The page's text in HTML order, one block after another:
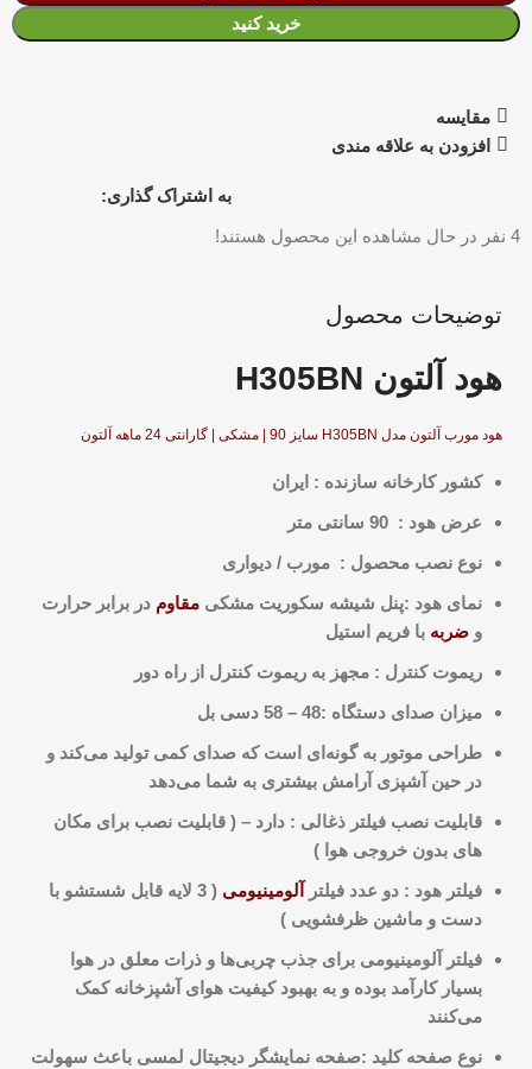
خرید کنید
مقایسه
افزودن به علاقه مندی
به اشتراک گذاری:
4 نفر در حال مشاهده این محصول هستند!
توضیحات محصول
هود آلتون H305BN
هود مورب آلتون مدل H305BN سایز 90 | مشکی | گارانتی 24 ماهه آلتون
کشور کارخانه سازنده : ایران
عرض هود : 90 سانتی متر
نوع نصب محصول : مورب / دیواری
نمای هود :پنل شیشه سکوریت مشکی مقاوم در برابر حرارت
و ضربه با فریم استیل
ریموت کنترل : مجهز به ریموت کنترل از راه دور
میزان صدای دستگاه :48 – 58 دسی بل
طراحی موتور به گونه‌ای است که صدای کمی تولید می‌کند و
در حین آشپزی آرامش بیشتری به شما می‌دهد
قابلیت نصب فیلتر ذغالی : دارد – ( قابلیت نصب برای مکان
های بدون خروجی هوا )
فیلتر هود : دو عدد فیلتر
آلومینیومی
( 3 لایه قابل شستشو با
دست و ماشین ظرفشویی )
فیلتر آلومینیومی برای جذب چربی‌ها و ذرات معلق در هوا
بسیار کارآمد بوده و به بهبود کیفیت هوای آشپزخانه کمک
می‌کنند
نوع صفحه کلید :صفحه نمایشگر دیجیتال لمسی باعث سهولت